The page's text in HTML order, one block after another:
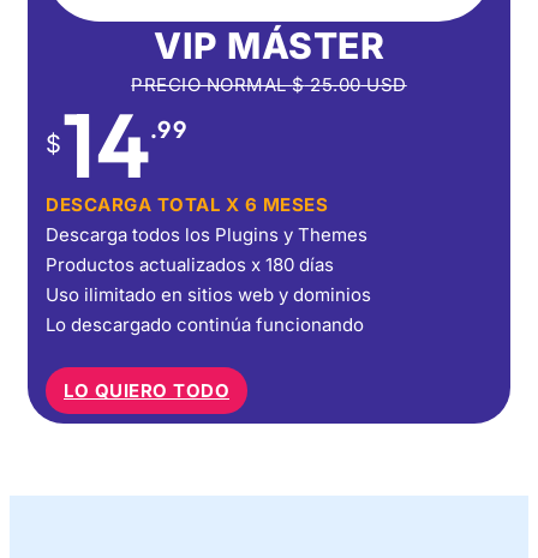
VIP MÁSTER
PRECIO NORMAL$25.00USD
$14.99
DESCARGA TOTAL X 6 MESES
Descarga todos los Plugins y Themes
Productos actualizados x 180 días
Uso ilimitado en sitios web y dominios
Lo descargado continúa funcionando
LO QUIERO TODO